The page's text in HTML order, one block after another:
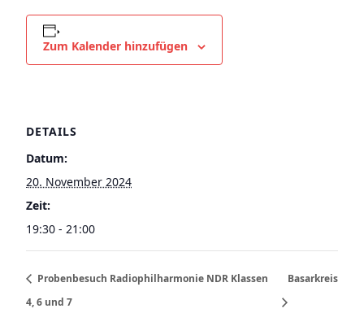
Zum Kalender hinzufügen
DETAILS
Datum:
20. November 2024
Zeit:
19:30 - 21:00
Probenbesuch Radiophilharmonie NDR Klassen
4, 6 und 7
Basarkreis